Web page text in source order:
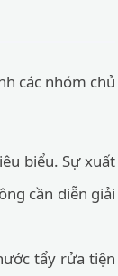
các nhóm chủ
biểu. Sự xuất
cần diễn giải
tẩy rửa tiện